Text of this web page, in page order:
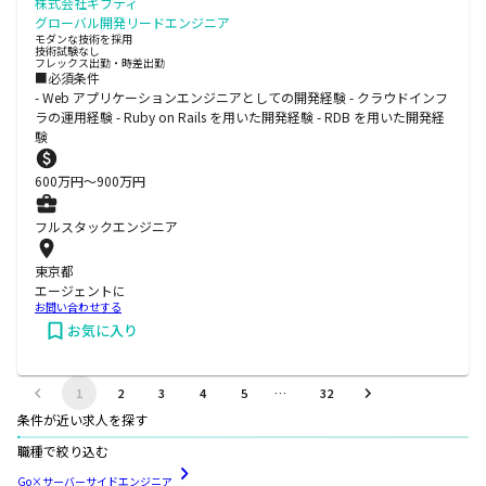
グローバル開発リードエンジニア
モダンな技術を採用
技術試験なし
フレックス出勤・時差出勤
■必須条件
- Web アプリケーションエンジニアとしての開発経験 - クラウドインフ
ラの運用経験 - Ruby on Rails を用いた開発経験 - RDB を用いた開発経
験
600万円〜900万円
フルスタックエンジニア
東京都
エージェントに
お問い合わせする
お気に入り
1 2 3 4 5 … 32
条件が近い求人を探す
職種で絞り込む
Go×サーバーサイドエンジニア